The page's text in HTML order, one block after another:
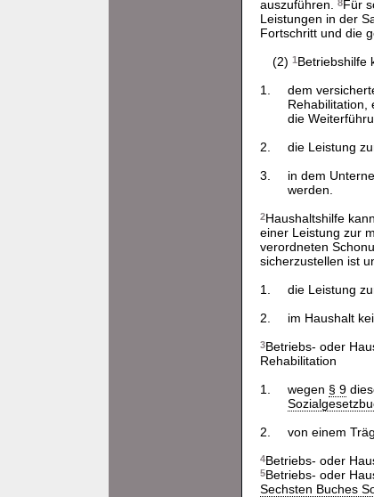
auszuführen.
8Für
Leistungen in der
Fortschritt und die
(2) 1Betriebshilfe
1.
dem
Rehabilitation,
die
2.
die Leistung
3.
in dem
werden.
2Haushaltshilfe
einer Leistung zur
verordneten
sicherzustellen ist
1.
die Leistung
2.
im Haushalt
3Betriebs- oder
Rehabilitation
1.
wegen § 9
2.
von einem
4Betriebs- oder
5Betriebs- oder
Sechsten Buches